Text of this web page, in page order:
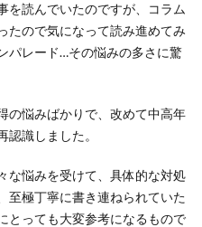
を読んでいたのですが、コラム
たので気になって読み進めてみ
パレード…その悩みの多さに驚
の悩みばかりで、改めて中高年
識しました。
な悩みを受けて、具体的な対処
至極丁寧に書き連ねられていた
とっても大変参考になるもので